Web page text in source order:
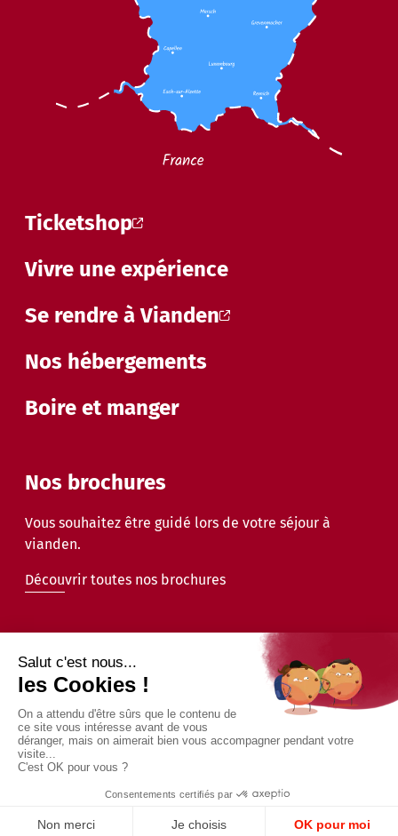
Ticketshop
Vivre une expérience
Se rendre à Vianden
Nos hébergements
Boire et manger
Nos brochures
Vous souhaitez être guidé lors de votre séjour à
vianden.
Découvrir toutes nos brochures
2026 - © Commune de Vianden - Tous droits réservés
Mentions légales
Politique de confidentialité
Accessibilité
Digital